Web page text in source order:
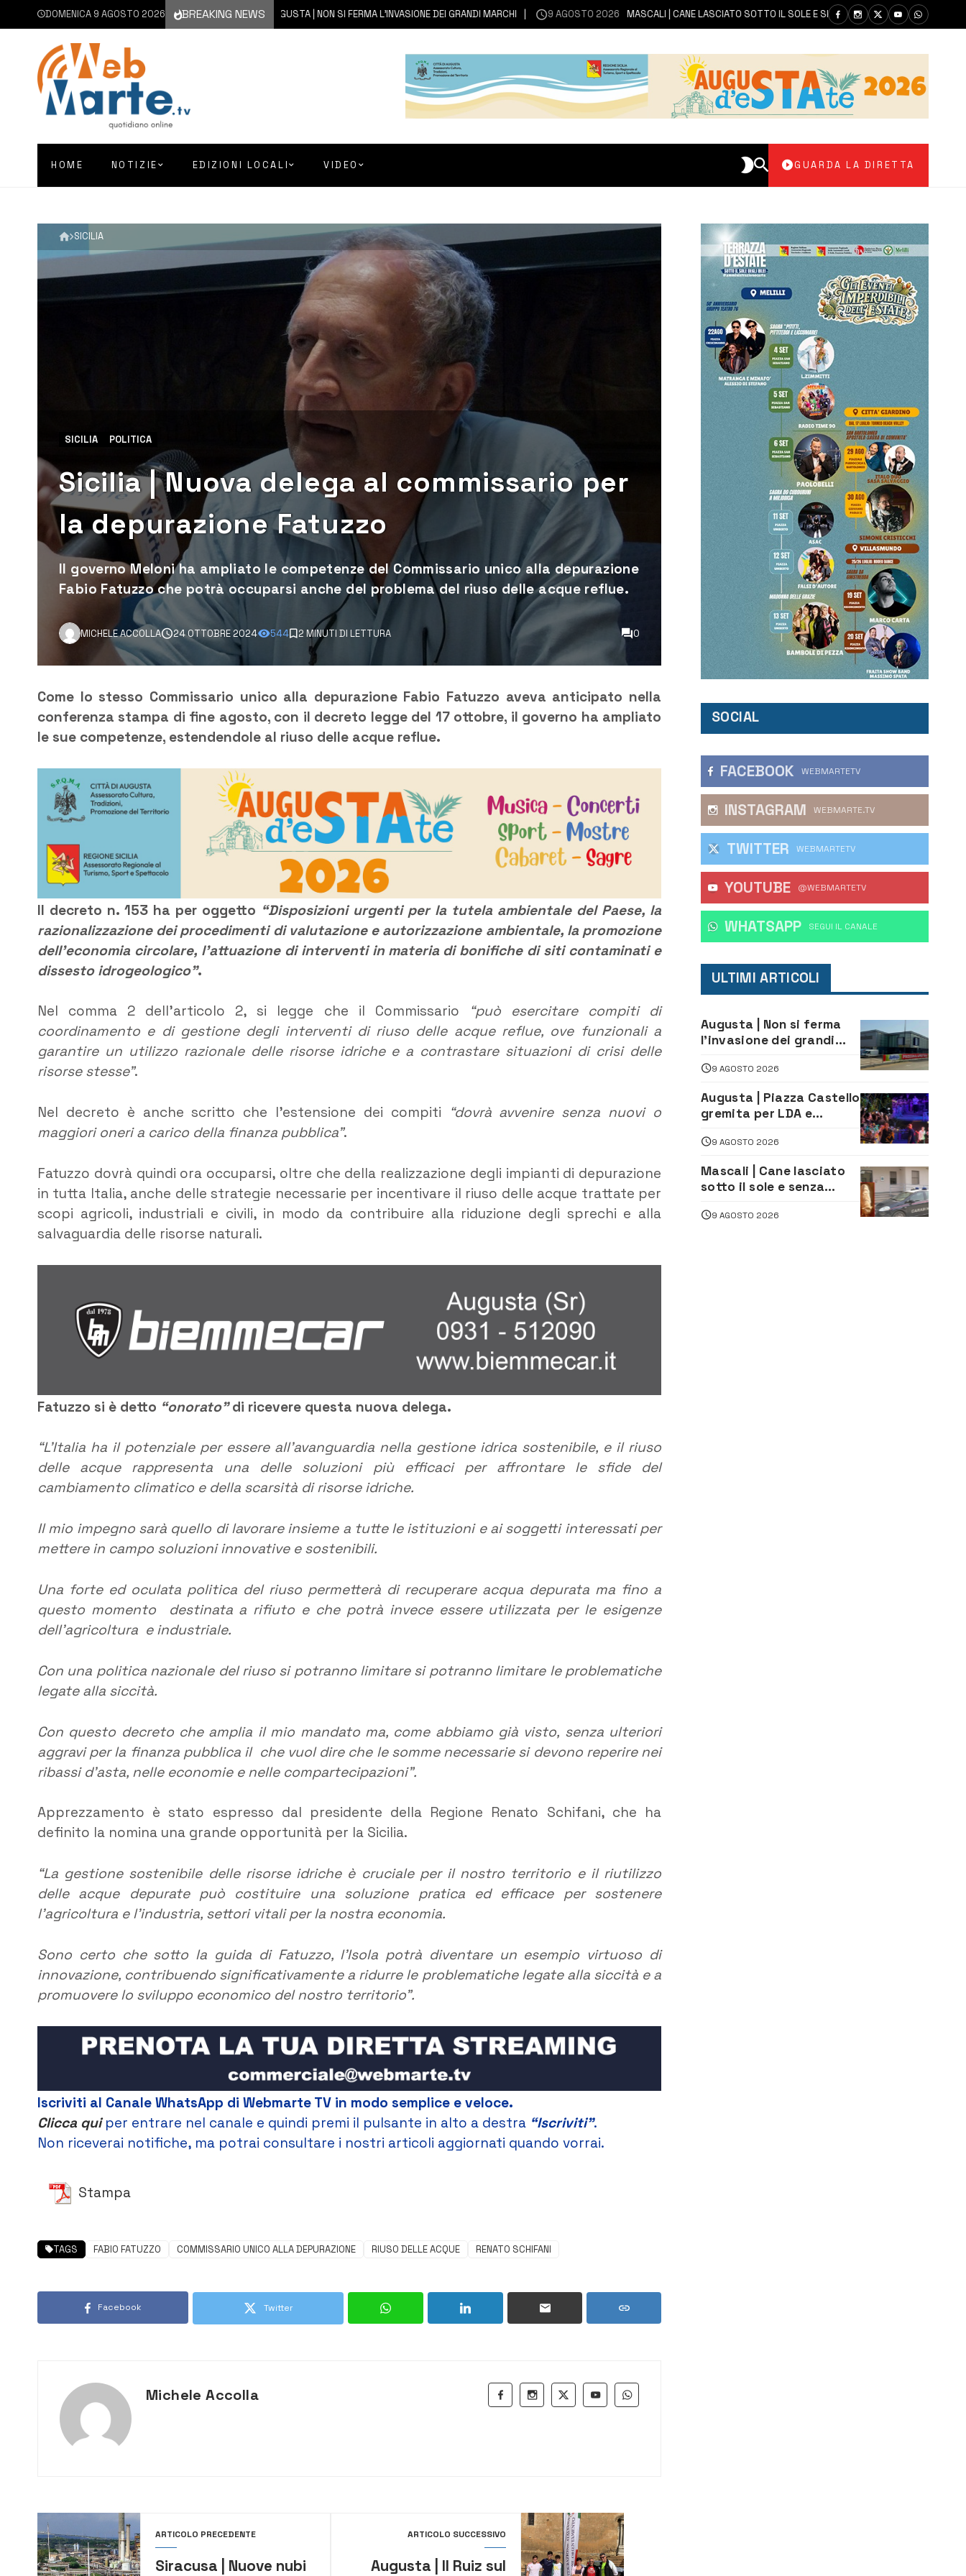
DOMENICA 9 AGOSTO 2026 BREAKING NEWS
9 AGOSTO 2026 AUGUSTA | NON SI FERMA L’INVASIONE DEI GRANDI MARCHI 9 AGOSTO 2026 MASCALI | CANE LASCIATO SOTTO IL SOLE E SENZA ACQUA: CARABINIERI
HOME NOTIZIE EDIZIONI LOCALI VIDEO GUARDA LA DIRETTA
SICILIA
SICILIA POLITICA
Sicilia | Nuova delega al commissario per
la depurazione Fatuzzo
Il governo Meloni ha ampliato le competenze del Commissario unico alla depurazione
Fabio Fatuzzo che potrà occuparsi anche del problema del riuso delle acque reflue.
MICHELE ACCOLLA 24 OTTOBRE 2024 544 2 MINUTI DI LETTURA 0
Come lo stesso Commissario unico alla depurazione Fabio Fatuzzo aveva anticipato nella
conferenza stampa di fine agosto, con il decreto legge del 17 ottobre, il governo ha ampliato
le sue competenze, estendendole al riuso delle acque reflue.
Il decreto n. 153 ha per oggetto “Disposizioni urgenti per la tutela ambientale del Paese, la
razionalizzazione dei procedimenti di valutazione e autorizzazione ambientale, la promozione
dell’economia circolare, l’attuazione di interventi in materia di bonifiche di siti contaminati e
dissesto idrogeologico”.
Nel comma 2 dell’articolo 2, si legge che il Commissario
“può esercitare compiti di
coordinamento e di gestione degli interventi di riuso delle acque reflue, ove funzionali a
garantire un utilizzo razionale delle risorse idriche e a contrastare situazioni di crisi delle
risorse stesse”.
Nel decreto è anche scritto che l’estensione dei compiti “dovrà avvenire senza nuovi o
maggiori oneri a carico della finanza pubblica”.
Fatuzzo dovrà quindi ora occuparsi, oltre che della realizzazione degli impianti di depurazione
in tutta Italia, anche delle strategie necessarie per incentivare il riuso delle acque trattate per
scopi agricoli, industriali e civili, in modo da contribuire alla riduzione degli sprechi e alla
salvaguardia delle risorse naturali.
Fatuzzo si è detto “onorato”di ricevere questa nuova delega.
“L’Italia ha il potenziale per essere all’avanguardia nella gestione idrica sostenibile, e il riuso
delle acque rappresenta una delle soluzioni più efficaci per affrontare le sfide del
cambiamento climatico e della scarsità di risorse idriche.
Il mio impegno sarà quello di lavorare insieme a tutte le istituzioni e ai soggetti interessati per
mettere in campo soluzioni innovative e sostenibili.
Una forte ed oculata politica del riuso permetterà di recuperare acqua depurata ma fino a
questo momento destinata a rifiuto e che potrà invece essere utilizzata per le esigenze
dell’agricoltura e industriale.
Con una politica nazionale del riuso si potranno limitare si potranno limitare le problematiche
legate alla siccità.
Con questo decreto che amplia il mio mandato ma, come abbiamo già visto, senza ulteriori
aggravi per la finanza pubblica il che vuol dire che le somme necessarie si devono reperire nei
ribassi d’asta, nelle economie e nelle compartecipazioni”.
Apprezzamento è stato espresso dal presidente della Regione Renato Schifani, che ha
definito la nomina una grande opportunità per la Sicilia.
“La gestione sostenibile delle risorse idriche è cruciale per il nostro territorio e il riutilizzo
delle acque depurate può costituire una soluzione pratica ed efficace per sostenere
l’agricoltura e l’industria, settori vitali per la nostra economia.
Sono certo che sotto la guida di Fatuzzo, l’Isola potrà diventare un esempio virtuoso di
innovazione, contribuendo significativamente a ridurre le problematiche legate alla siccità e a
promuovere lo sviluppo economico del nostro territorio”.
Iscriviti al Canale WhatsApp di Webmarte TV in modo semplice e veloce.
Clicca quiper entrare nel canale e quindi premi il pulsante in alto a destra “Iscriviti”.
Non riceverai notifiche, ma potrai consultare i nostri articoli aggiornati quando vorrai.
Stampa
TAGS FABIO FATUZZO COMMISSARIO UNICO ALLA DEPURAZIONE RIUSO DELLE ACQUE RENATO SCHIFANI
Facebook Twitter
Michele Accolla
ARTICOLO PRECEDENTE
Siracusa | Nuove nubi
ARTICOLO SUCCESSIVO
Augusta | Il Ruiz sul
SOCIAL
FACEBOOK WEBMARTETV
INSTAGRAM WEBMARTE.TV
TWITTER WEBMARTETV
YOUTUBE @WEBMARTETV
WHATSAPP ‎SEGUI IL CANALE
ULTIMI ARTICOLI
Augusta | Non si ferma
l’invasione dei grandi
9 AGOSTO 2026
Augusta | Piazza Castello
gremita per LDA e
ed emozioni per
“Augusta d’Estate”
9 AGOSTO 2026
Mascali | Cane lasciato
sotto il sole e senza
denunciano proprietario
9 AGOSTO 2026